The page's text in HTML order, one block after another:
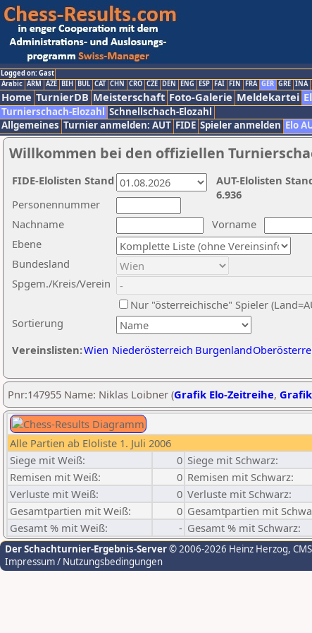
Logged on: Gast
Arabic ARM AZE BIH BUL CAT CHN CRO CZE DEN ENG ESP FAI FIN FRA GER GRE INA
Home TurnierDB Meisterschaft Foto-Galerie Meldekartei
Turnierschach-Elozahl Schnellschach-Elozahl
Allgemeines Turnier anmelden: AUT FIDE Spieler anmelden Elo
Willkommen bei den offiziellen
Nachname
Vorname
Ebene
Sortierung
Personennummer
Bundesland
Spgem./Kreis/Verein
Nur "österreichische" Spieler
Vereinslisten:Wien Niederösterreich Burgenland
AUT-Elolisten
6.936
FIDE-Elolisten Stand
Pnr:147955 Name: Niklas Loibner (Grafik Elo-Zeitreihe,
Alle Partien ab Eloliste 1. Juli 2006
Siege mit Weiß:
0 Siege mit Schwarz:
Remisen mit Weiß:
0 Remisen mit Schwarz:
Verluste mit Weiß:
0 Verluste mit Schwarz:
Gesamtpartien mit Weiß:
0 Gesamtpartien mit
Gesamt % mit Weiß:
- Gesamt % mit Schwarz:
Der Schachturnier-Ergebnis-Server© 2006-2026 Heinz Herzog,
Impressum / Nutzungsbedingungen